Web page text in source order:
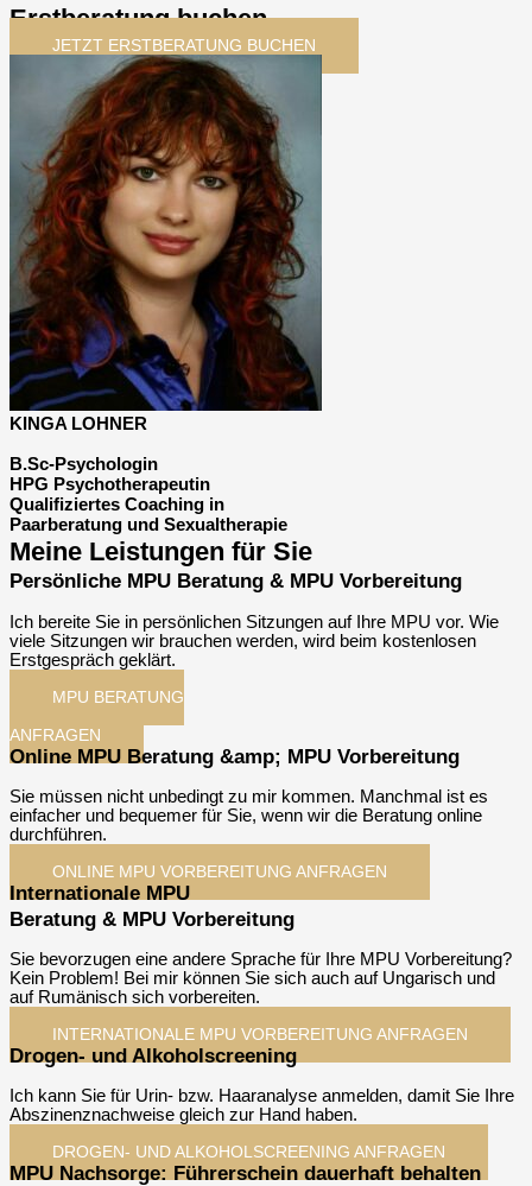
Erstberatung buchen
JETZT ERSTBERATUNG BUCHEN
KINGA LOHNER
B.Sc-Psychologin
HPG Psychotherapeutin
Qualifiziertes Coaching in
Paarberatung und Sexualtherapie
Meine Leistungen für Sie
Persönliche MPU Beratung & MPU Vorbereitung
Ich bereite Sie in persönlichen Sitzungen auf Ihre MPU vor. Wie
viele Sitzungen wir brauchen werden, wird beim kostenlosen
Erstgespräch geklärt.
MPU BERATUNG
ANFRAGEN
Online MPU Beratung &amp; MPU Vorbereitung
Sie müssen nicht unbedingt zu mir kommen. Manchmal ist es
einfacher und bequemer für Sie, wenn wir die Beratung online
durchführen.
ONLINE MPU VORBEREITUNG ANFRAGEN​
Internationale MPU
Beratung & MPU Vorbereitung
Sie bevorzugen eine andere Sprache für Ihre MPU Vorbereitung?
Kein Problem! Bei mir können Sie sich auch auf Ungarisch und
auf Rumänisch sich vorbereiten.
INTERNATIONALE MPU VORBEREITUNG ANFRAGEN​
Drogen- und Alkoholscreening
Ich kann Sie für Urin- bzw. Haaranalyse anmelden, damit Sie Ihre
Abszinenznachweise gleich zur Hand haben.
DROGEN- UND ALKOHOLSCREENING ANFRAGEN​
MPU Nachsorge: Führerschein dauerhaft behalten